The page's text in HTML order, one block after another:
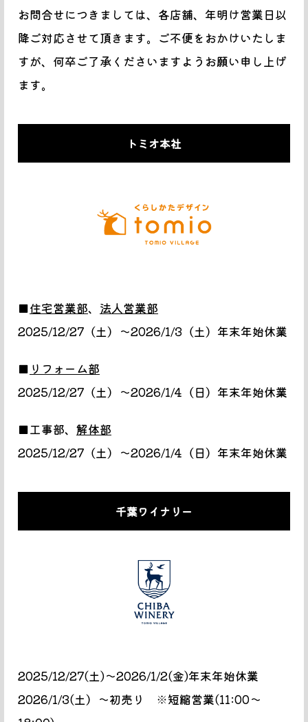
お問合せにつきましては、各店舗、年明け営業日以
降ご対応させて頂きます。ご不便をおかけいたしま
すが、何卒ご了承くださいますようお願い申し上げ
ます。
トミオ本社
■住宅営業部、 法人営業部
2025/12/27（土）～2026/1/3（土）年末年始休業
■ リフォーム部
2025/12/27（土）～2026/1/4（日）年末年始休業
■工事部、 解体部
2025/12/27（土）～2026/1/4（日）年末年始休業
千葉ワイナリー
2025/12/27(土)〜2026/1/2(金)年末年始休業
2026/1/3(土）～初売り ※短縮営業(11:00～